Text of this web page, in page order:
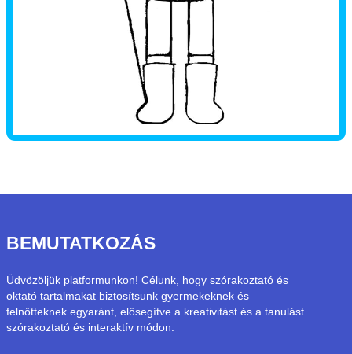
BEMUTATKOZÁS
Üdvözöljük platformunkon! Célunk, hogy szórakoztató és
oktató tartalmakat biztosítsunk gyermekeknek és
felnőtteknek egyaránt, elősegítve a kreativitást és a tanulást
szórakoztató és interaktív módon.